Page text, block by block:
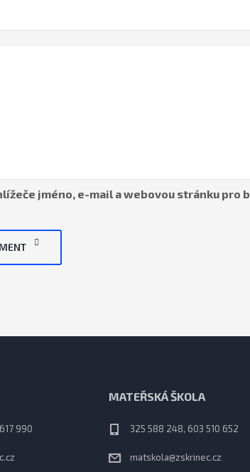
jméno, e-mail a webovou stránku pro
990
MATEŘSKÁ ŠKOLA
325 588 248, 603 510 652
matskola@zskrinec.cz